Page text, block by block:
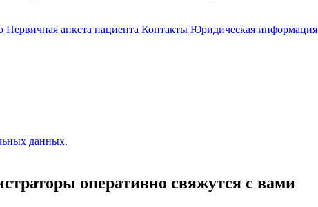
Первичная анкета пациента Контакты Юридическая информация
данных.
оперативно свяжутся с вами